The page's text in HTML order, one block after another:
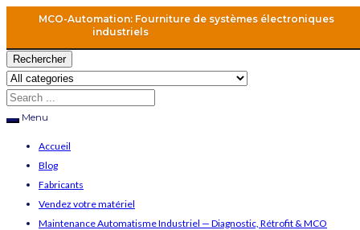
MCO-Automation: Fourniture de systèmes électroniques
industriels
Rechercher
Menu
Accueil
Blog
Fabricants
Vendez votre matériel
Maintenance Automatisme Industriel — Diagnostic, Rétrofit & MCO